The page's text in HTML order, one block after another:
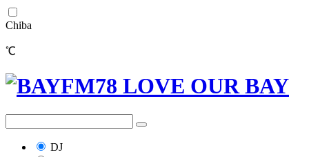
Chiba
℃
DJ